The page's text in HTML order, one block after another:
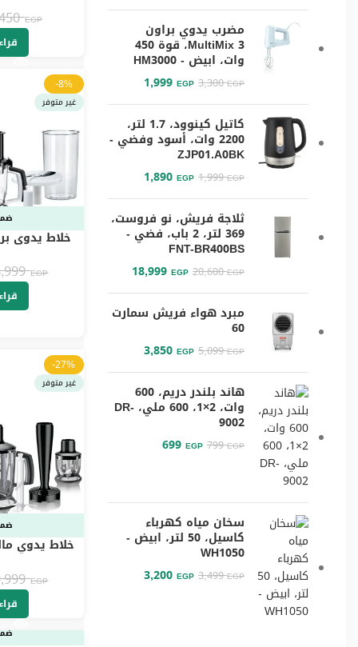
مضرب يدوي براون
MultiMix 3، قوة 450
وات، ابيض - HM3000
3,300EGP
1,999 EGP
كاتيل كينوود، 1.7 لتر،
2200 وات، أسود وفضي -
ZJP01.A0BK
1,999EGP
1,890 EGP
ثلاجة فريش، نو فروست،
369 لتر، 2 باب، فضي -
FNT-BR400BS
20,600EGP
18,999 EGP
مبرد هواء فريش سمارت
60
5,099EGP
3,850 EGP
هاند بلندر دريم، 600
وات، 2×1، 600 ملي، DR-
9002
799EGP
699 EGP
سخان مياه كهرباء
كاسيل، 50 لتر، ابيض -
WH1050
3,499EGP
3,200 EGP
EGP
-8%
غير متوفر
خلاط يدوي
EGP
-27%
غير متوفر
EGP